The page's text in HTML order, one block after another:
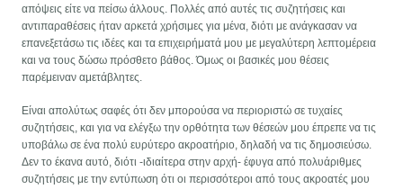
απόψεις είτε να πείσω άλλους. Πολλές από αυτές τις συζητήσεις και
αντιπαραθέσεις ήταν αρκετά χρήσιμες για μένα, διότι με ανάγκασαν να
επανεξετάσω τις ιδέες και τα επιχειρήματά μου με μεγαλύτερη λεπτομέρεια
και να τους δώσω πρόσθετο βάθος. Όμως οι βασικές μου θέσεις
παρέμειναν αμετάβλητες.
Είναι απολύτως σαφές ότι δεν μπορούσα να περιοριστώ σε τυχαίες
συζητήσεις, και για να ελέγξω την ορθότητα των θέσεών μου έπρεπε να τις
υποβάλω σε ένα πολύ ευρύτερο ακροατήριο, δηλαδή να τις δημοσιεύσω.
Δεν το έκανα αυτό, διότι -ιδιαίτερα στην αρχή- έφυγα από πολυάριθμες
συζητήσεις με την εντύπωση ότι οι περισσότεροι από τους ακροατές μου